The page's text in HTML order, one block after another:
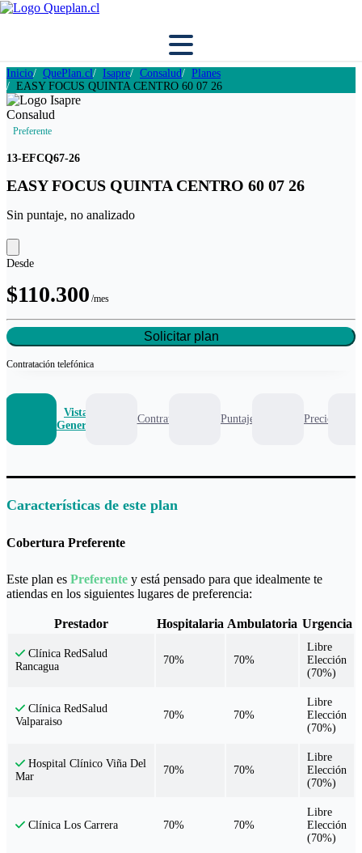
Inicio QuePlan.cl Isapre Consalud
Planes
EASY FOCUS QUINTA CENTRO 60 07 26
Preferente
13-EFCQ67-26
EASY FOCUS QUINTA CENTRO 60 07 26
Sin puntaje, no analizado
Desde
$110.300 /mes
Solicitar plan
Contratación telefónica
Vista
General
Contrato Puntaje Precio
Características de este plan
Cobertura Preferente
Este plan es Preferente y está pensado para que idealmente te
atiendas en los siguientes lugares de preferencia:
Prestador Hospitalaria Ambulatoria Urgencia
Clínica RedSalud
Rancagua
70% 70%
Libre
Elección
(70%)
Clínica RedSalud
Valparaiso
70% 70%
Libre
Elección
(70%)
Hospital Clínico Viña Del
Mar
70% 70%
Libre
Elección
(70%)
Clínica Los Carrera 70% 70%
Libre
Elección
(70%)